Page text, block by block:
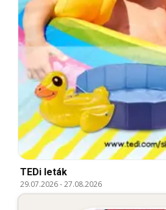
TEDi leták
29.07.2026-27.08.2026